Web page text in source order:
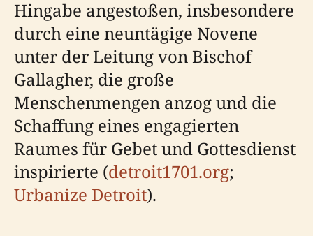
Hingabe angestoßen, insbesondere
durch eine neuntägige Novene
unter der Leitung von Bischof
Gallagher, die große
Menschenmengen anzog und die
Schaffung eines engagierten
Raumes für Gebet und Gottesdienst
inspirierte (detroit1701.org;
Urbanize Detroit).